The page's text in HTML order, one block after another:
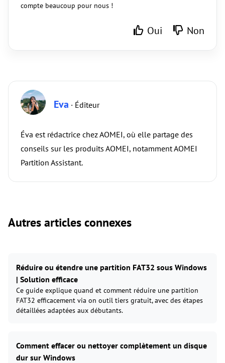
compte beaucoup pour nous !
Oui Non
Eva · Éditeur
Éva est rédactrice chez AOMEI, où elle partage des
conseils sur les produits AOMEI, notamment AOMEI
Partition Assistant.
Autres articles connexes
Réduire ou étendre une partition FAT32 sous Windows
| Solution efficace
Ce guide explique quand et comment réduire une partition
FAT32 efficacement via on outil tiers gratuit, avec des étapes
détaillées adaptées aux débutants.
Comment effacer ou nettoyer complètement un disque
dur sur Windows